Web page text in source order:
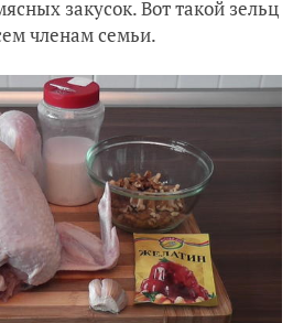
закусок. Вот такой зельц
членам семьи.